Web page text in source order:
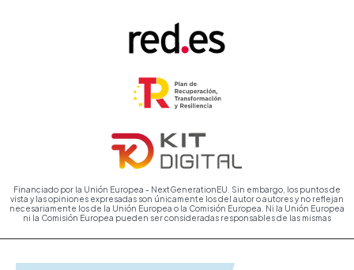
Financiado por la Unión Europea - NextGenerationEU. Sin embargo, los puntos de
vista y las opiniones expresadas son únicamente los del autor o autores y no reflejan
necesariamente los de la Unión Europea o la Comisión Europea. Ni la Unión Europea
ni la Comisión Europea pueden ser consideradas responsables de las mismas